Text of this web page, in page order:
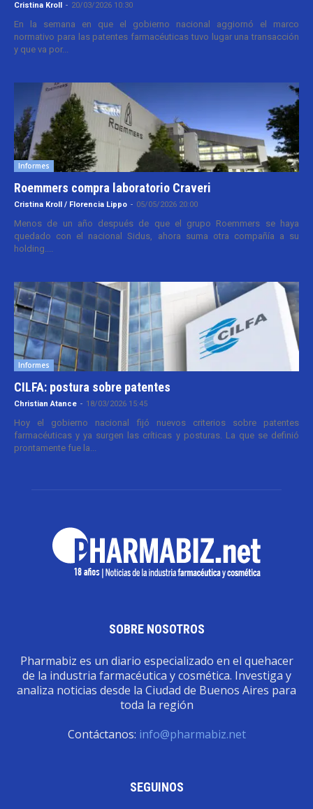
Cristina Kroll - 20/03/2026 10:30
En la semana en que el gobierno nacional aggiornó el marco
normativo para las patentes farmacéuticas tuvo lugar una transacción
y que va por...
Informes
Roemmers compra laboratorio Craveri
Cristina Kroll / Florencia Lippo - 05/05/2026 20:00
Menos de un año después de que el grupo Roemmers se haya
quedado con el nacional Sidus, ahora suma otra compañía a su
holding....
Informes
CILFA: postura sobre patentes
Christian Atance - 18/03/2026 15:45
Hoy el gobierno nacional fijó nuevos criterios sobre patentes
farmacéuticas y ya surgen las críticas y posturas. La que se definió
prontamente fue la...
SOBRE NOSOTROS
Pharmabiz es un diario especializado en el quehacer
de la industria farmacéutica y cosmética. Investiga y
analiza noticias desde la Ciudad de Buenos Aires para
toda la región
Contáctanos: info@pharmabiz.net
SEGUINOS